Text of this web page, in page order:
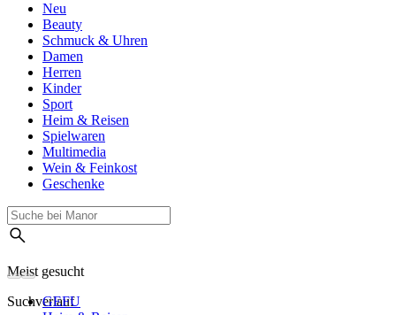
Neu
Beauty
Schmuck & Uhren
Damen
Herren
Kinder
Sport
Heim & Reisen
Spielwaren
Multimedia
Wein & Feinkost
Geschenke
Meist gesucht
Suchverlauf
GEFU